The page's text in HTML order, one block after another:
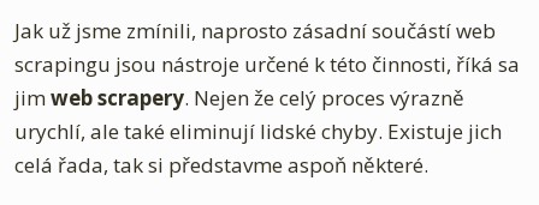
Jak už jsme zmínili, naprosto zásadní součástí web
scrapingu jsou nástroje určené k této činnosti, říká sa
jimweb scrapery. Nejen že celý proces výrazně
urychlí, ale také eliminují lidské chyby. Existuje jich
celá řada, tak si představme aspoň některé.